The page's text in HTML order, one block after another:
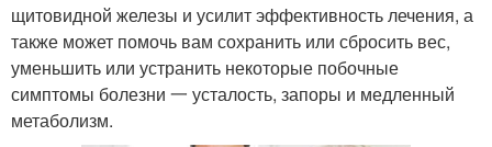
щитовидной железы и усилит эффективность лечения, а
также может помочь вам сохранить или сбросить вес,
уменьшить или устранить некоторые побочные
симптомы болезни 一 усталость, запоры и медленный
метаболизм.